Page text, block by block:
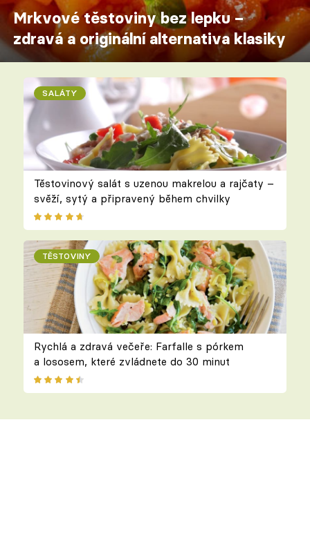
Mrkvové těstoviny bez lepku –
zdravá a originální alternativa klasiky
SALÁTY
Těstovinový salát s uzenou makrelou a rajčaty –
svěží, sytý a připravený během chvilky
TĚSTOVINY
Rychlá a zdravá večeře: Farfalle s pórkem
a lososem, které zvládnete do 30 minut